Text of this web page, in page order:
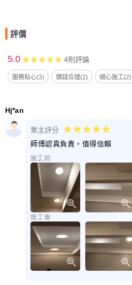
評價
5.0 4則評論
服務貼心(3) 價錢合理(2) 細心施工(2)
Hj*an
業主評分
師傅認真負責，值得信賴
施工前
施工後